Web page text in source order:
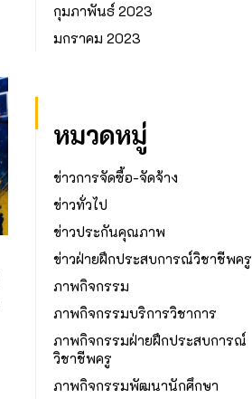
กุมภาพันธ์ 2023
มกราคม 2023
หมวดหมู่
ข่าวการจัดซื้อ-จัดจ้าง
ข่าวทั่วไป
ข่าวประกันคุณภาพ
ข่าวฝ่ายฝึกประสบการณ์วิชาชีพครู
ภาพกิจกรรม
ภาพกิจกรรมบริการวิชาการ
ภาพกิจกรรมฝ่ายฝึกประสบการณ์
วิชาชีพครู
ภาพกิจกรรมพัฒนานักศึกษา